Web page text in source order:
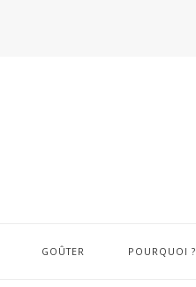
GOÛTER POURQUOI ?